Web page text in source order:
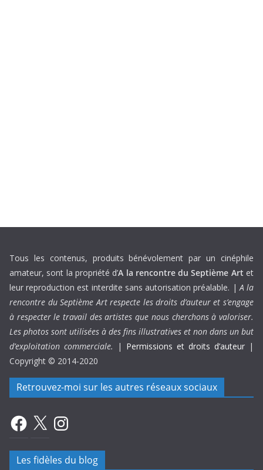
Tous les contenus, produits bénévolement par un cinéphile
amateur, sont la propriété d’A la rencontre du Septième Art et
leur reproduction est interdite sans autorisation préalable. |A la
rencontre du Septième Art respecte les droits d’auteur et s’engage
à respecter le travail des artistes que nous cherchons à valoriser.
Les photos sont utilisées à des fins illustratives et non dans un but
d’exploitation commerciale.
| Permissions et droits d’auteur |
Copyright © 2014-2020
Retrouvez-moi sur les autres réseaux sociaux
Facebook
X Instagram
Les fidèles du blog